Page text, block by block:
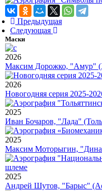
Предыдущая
Следующая
Маски
2026
Максим Дорожко, "Амур"
2026
Новогодняя серия 2025-
2025
Иван Бочаров, "Лада"
2025
Максим Моторыгин,
2025
Андрей Шутов, "Барыс"